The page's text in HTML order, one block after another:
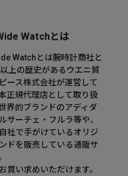
Watchとは
Watchとは腕時計商社と
上の歴史があるウエニ貿
ース株式会社が運営して
正規代理店として取り扱
界的ブランドのアディダ
サーチェ・フルラ等や、
社で手がけているオリジ
ドを販売している通販サ
買い求めいただけます。